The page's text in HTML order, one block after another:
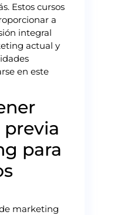
Estos cursos
a
integral
actual y
en este
para
marketing